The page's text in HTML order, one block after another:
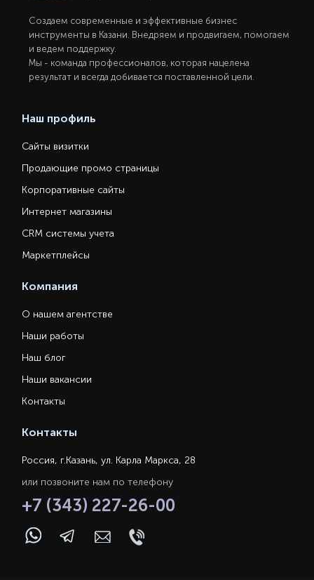
Создаем современные и эффективные бизнес
инструменты в Казани. Внедряем и продвигаем, помогаем
и ведем поддержку.
Мы - команда профессионалов, которая нацелена
результат и всегда добивается поставленной цели.
Наш профиль
Сайты визитки
Продающие промо страницы
Корпоративные сайты
Интернет магазины
CRM системы учета
Маркетплейсы
Компания
О нашем агентстве
Наши работы
Наш блог
Наши вакансии
Контакты
Контакты
Россия, г.Казань, ул. Карла Маркса, 28
или позвоните нам по телефону
+7 (343) 227-26-00